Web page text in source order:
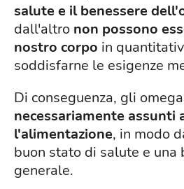
salute e il benessere
dall'altro non possono
nostro corpo in
soddisfarne le esigenze
Di conseguenza, gli
necessariamente assunti
l'alimentazione, in modo
buon stato di salute e una
generale.